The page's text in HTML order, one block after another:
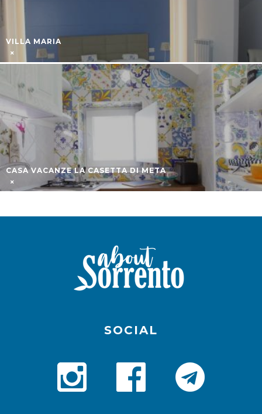
VILLA MARIA
CASA VACANZE LA CASETTA DI META
SOCIAL